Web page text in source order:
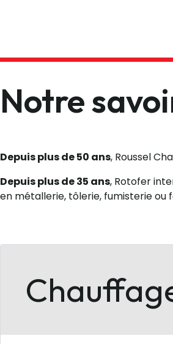
Notre
Depuis plus de 50 ans, Roussel
Depuis plus de 35 ans, Rotofer
en métallerie, tôlerie, fumisterie ou